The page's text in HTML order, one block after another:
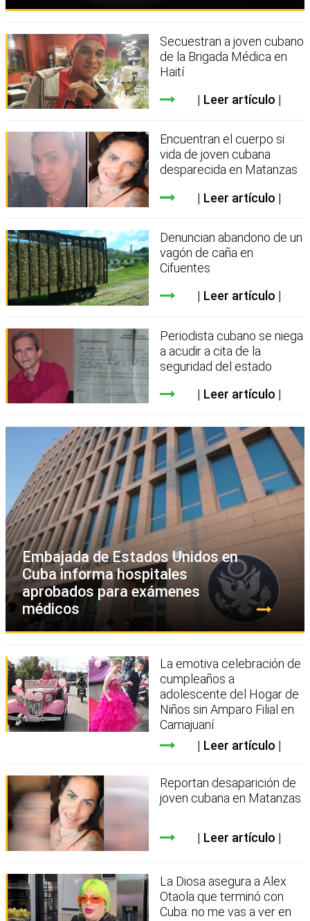
Secuestran a joven cubano
de la Brigada Médica en
Haití
Leer artículo
Encuentran el cuerpo si
vida de joven cubana
desparecida en Matanzas
Leer artículo
Denuncian abandono de un
vagón de caña en
Cifuentes
Leer artículo
Periodista cubano se niega
a acudir a cita de la
seguridad del estado
Leer artículo
Embajada de Estados Unidos en
Cuba informa hospitales
aprobados para exámenes
médicos
La emotiva celebración de
cumpleaños a
adolescente del Hogar de
Niños sin Amparo Filial en
Camajuaní
Leer artículo
Reportan desaparición de
joven cubana en Matanzas
Leer artículo
La Diosa asegura a Alex
Otaola que terminó con
Cuba: no me vas a ver en